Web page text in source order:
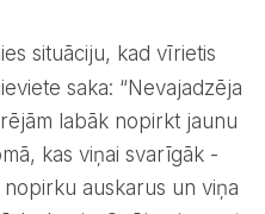
situāciju, kad vīrietis
saka: “Nevajadzēja
labāk nopirkt jaunu
kas viņai svarīgāk -
nopirku auskarus un viņa